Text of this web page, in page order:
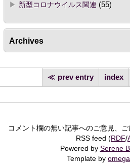
新型コロナウイルス関連 (55)
Archives
prev entry index
コメント欄の無い記事へのご意見、ご
RSS feed (RDF/
Powered by Serene
Template by